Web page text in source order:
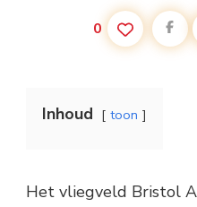
0
Inhoud toon
Het vliegveld Bristol